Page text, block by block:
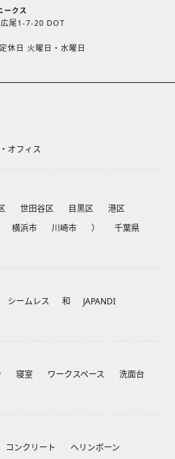
ークス
尾1-7-20 DOT
日 火曜日・水曜日
オフィス
世田谷区 目黒区
港区
横浜市 川崎市 ）
千葉県
シームレス 和
JAPANDI
寝室 ワークスペース
洗面台
コンクリート
ヘリンボーン